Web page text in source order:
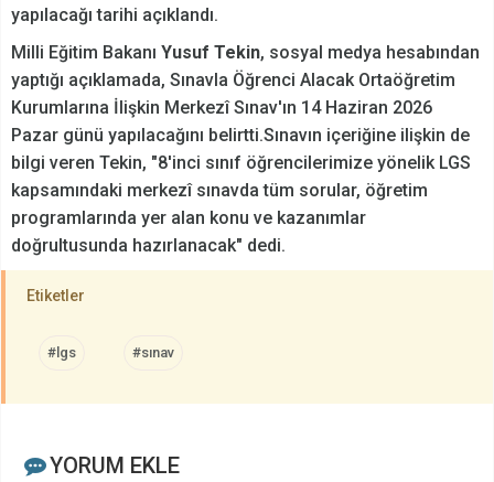
yapılacağı tarihi açıklandı.
Milli Eğitim Bakanı Yusuf Tekin, sosyal medya hesabından
yaptığı açıklamada, Sınavla Öğrenci Alacak Ortaöğretim
Kurumlarına İlişkin Merkezî Sınav'ın 14 Haziran 2026
Pazar günü yapılacağını belirtti.Sınavın içeriğine ilişkin de
bilgi veren Tekin, "8'inci sınıf öğrencilerimize yönelik LGS
kapsamındaki merkezî sınavda tüm sorular, öğretim
programlarında yer alan konu ve kazanımlar
doğrultusunda hazırlanacak" dedi.
Etiketler
#lgs #sınav
YORUM EKLE